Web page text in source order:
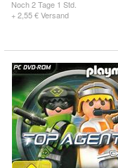
Noch2 Tage 1 Std.
+ 2,55 € Versand